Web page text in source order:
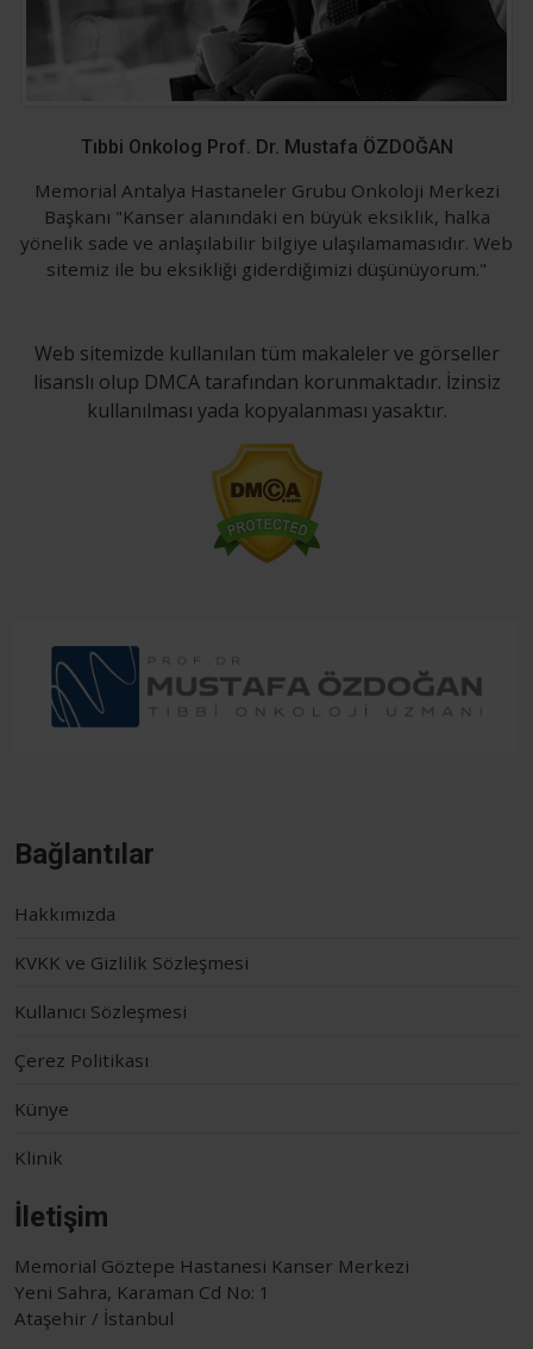
Tıbbi Onkolog Prof. Dr. Mustafa ÖZDOĞAN
Memorial Antalya Hastaneler Grubu Onkoloji Merkezi
Başkanı "Kanser alanındaki en büyük eksiklik, halka
yönelik sade ve anlaşılabilir bilgiye ulaşılamamasıdır. Web
sitemiz ile bu eksikliği giderdiğimizi düşünüyorum."
Web sitemizde kullanılan tüm makaleler ve görseller
lisanslı olup DMCA tarafından korunmaktadır. İzinsiz
kullanılması yada kopyalanması yasaktır.
Bağlantılar
Hakkımızda
KVKK ve Gizlilik Sözleşmesi
Kullanıcı Sözleşmesi
Çerez Politikası
Künye
Klinik
İletişim
Memorial Göztepe Hastanesi Kanser Merkezi
Yeni Sahra, Karaman Cd No: 1
Ataşehir / İstanbul